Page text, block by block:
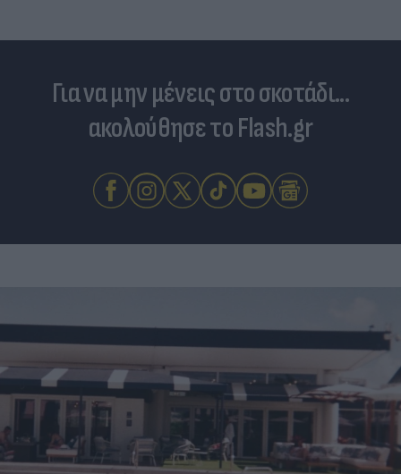
Για να μην μένεις στο σκοτάδι...
ακολούθησε το Flash.gr